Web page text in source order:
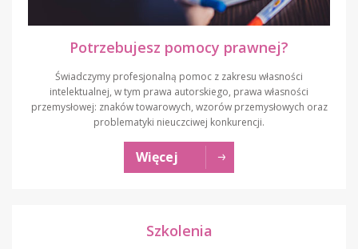
Potrzebujesz pomocy prawnej?
Świadczymy profesjonalną pomoc z zakresu własności
intelektualnej, w tym prawa autorskiego, prawa własności
przemysłowej: znaków towarowych, wzorów przemysłowych oraz
problematyki nieuczciwej konkurencji.
Więcej
Szkolenia